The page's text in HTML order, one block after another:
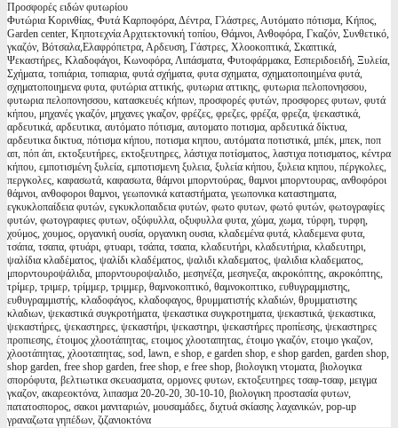
Προσφορές ειδών φυτωρίου
Φυτώρια Κορινθίας, Φυτά Καρποφόρα, Δέντρα, Γλάστρες, Αυτόματο πότισμα, Κήπος,
Garden center, Κηποτεχνία Αρχιτεκτονική τοπίου, Θάμνοι, Ανθοφόρα, Γκαζόν, Συνθετικό,
γκαζόν, Βότσαλα,Ελαφρόπετρα, Αρδευση, Γάστρες, Χλοοκοπτικά, Σκαπτικά,
Ψεκαστήρες, Κλαδοφάγοι, Κωνοφόρα, Λιπάσματα, Φυτοφάρμακα, Εσπεριδοειδή, Ξυλεία,
Σχήματα, τοπιάρια, τοπιαρια, φυτά σχήματα, φυτα σχηματα, σχηματοποιημένα φυτά,
σχηματοποιημενα φυτα, φυτώρια αττικής, φυτωρια αττικης, φυτωρια πελοπονησσου,
φυτωρια πελοπονησσου, κατασκευές κήπων, προσφορές φυτών, προσφορες φυτων, φυτά
κήπου, μηχανές γκαζόν, μηχανες γκαζον, φρέζες, φρεζες, φρέζα, φρεζα, ψεκαστικά,
αρδευτικά, αρδευτικα, αυτόματο πότισμα, αυτοματο ποτισμα, αρδευτικά δίκτυα,
αρδευτικα δικτυα, πότισμα κήπου, ποτισμα κηπου, αυτόματα ποτιστικά, μπέκ, μπεκ, ποπ
απ, πόπ άπ, εκτοξευτήρες, εκτοξευτηρες, λάστιχα ποτίσματος, λαστιχα ποτισματος, κέντρα
κήπου, εμποτισμένη ξυλεία, εμποτισμενη ξυλεια, ξυλεία κήπου, ξυλεια κηπου, πέργκολες,
περγκολες, καφασωτά, καφασωτα, θάμνοι μπορντούρας, θαμνοι μπορντουρας, ανθοφόροι
θάμνοι, ανθοφοροι θαμνοι, γεωπονικά καταστήματα, γεωπονικα καταστηματα,
εγκυκλοπαίδεια φυτών, εγκυκλοπαιδεια φυτών, φωτο φυτων, φωτό φυτών, φωτογραφίες
φυτών, φωτογραφιες φυτων, οξύφυλλα, οξυφυλλα φυτα, χώμα, χωμα, τύρφη, τυρφη,
χούμος, χουμος, οργανική ουσία, οργανικη ουσια, κλαδεμένα φυτά, κλαδεμενα φυτα,
τσάπα, τσαπα, φτυάρι, φτυαρι, τσάπα, τσαπα, κλαδευτήρι, κλαδευτήρια, κλαδευτηρι,
ψαλίδια κλαδέματος, ψαλίδι κλαδέματος, ψαλιδι κλαδεματος, ψαλιδια κλαδεματος,
μπορντουροψάλιδα, μπορντουροψαλιδο, μεσηνέζα, μεσηνεζα, ακροκόπτης, ακροκόπτης,
τρίμερ, τριμερ, τρίμμερ, τριμμερ, θαμνοκοπτικό, θαμνοκοπτικο, ευθυγραμμιστης,
ευθυγραμμιστής, κλαδοφάγος, κλαδοφαγος, θρυμματιστής κλαδιών, θρυμματιστης
κλαδιων, ψεκαστικά συγκροτήματα, ψεκαστικα συγκροτηματα, ψεκαστικά, ψεκαστικα,
ψεκαστήρες, ψεκαστηρες, ψεκαστήρι, ψεκαστηρι, ψεκαστήρες προπίεσης, ψεκαστηρες
προπιεσης, έτοιμος χλοοτάπητας, ετοιμος χλοοταπητας, έτοιμο γκαζόν, ετοιμο γκαζον,
χλοοτάπητας, χλοοταπητας, sod, lawn, e shop, e garden shop, e shop garden, garden shop,
shop garden, free shop garden, free shop, e free shop, βιολογικη ντοματα, βιολογικα
σπορόφυτα, βελτιωτικα σκευασματα, ορμονες φυτων, εκτοξευτηρες τσαφ-τσαφ, μειγμα
γκαζον, ακαρεοκτόνα, λιπασμα 20-20-20, 30-10-10, βιολογικη προστασία φυτων,
πατατοσπορος, σακοι μανιταριών, μουσαμάδες, διχτυά σκίασης λαχανικών, pop-up
γραναζωτα γηπέδων, ζιζανιοκτόνα